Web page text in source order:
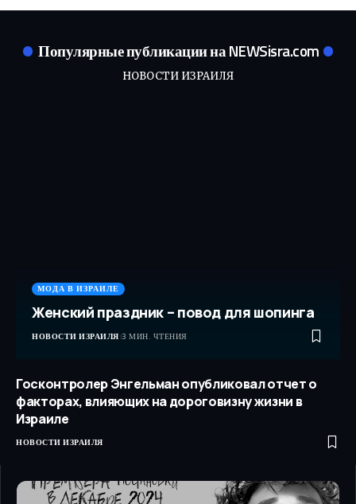
Популярные публикации на NEWSisra.com
НОВОСТИ ИЗРАИЛЯ
МОДА В ИЗРАИЛЕ
Женский праздник – повод для шопинга
НОВОСТИ ИЗРАИЛЯ 3 МИН. ЧТЕНИЯ
Госконтролер Энгельман опубликовал отчет о
факторах, влияющих на дороговизну жизни в
Израиле
НОВОСТИ ИЗРАИЛЯ